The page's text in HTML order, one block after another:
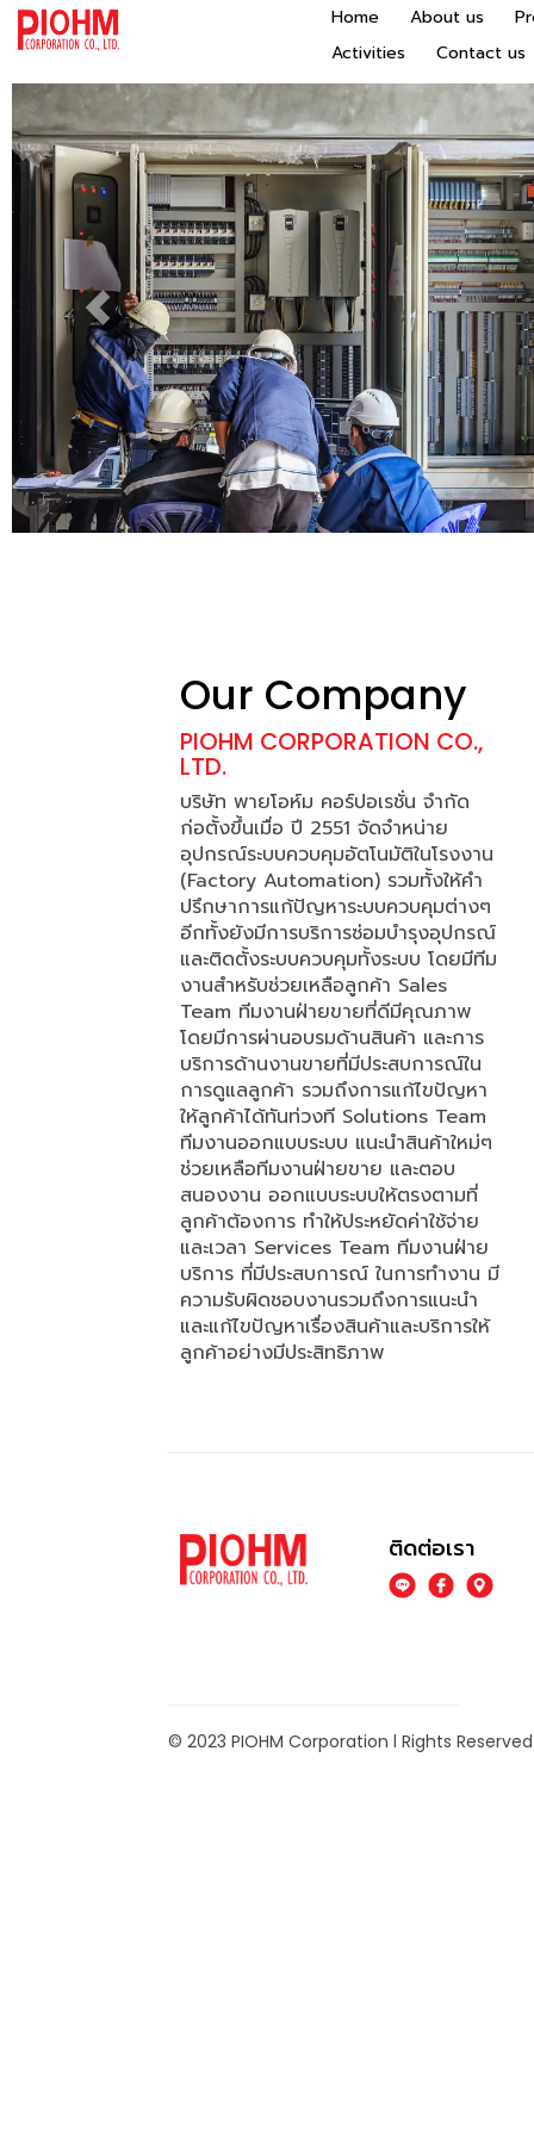
Home About us
Activities
Contact us
Our Company
PIOHM CORPORATION CO.,
LTD.
บริษัท พายโอห์ม คอร์ปอเรชั่น จำกัด
ก่อตั้งขึ้นเมื่อ ปี 2551 จัดจำหน่าย
อุปกรณ์ระบบควบคุมอัตโนมัติในโรงงาน
(Factory Automation) รวมทั้งให้คำ
ปรึกษาการแก้ปัญหาระบบควบคุมต่างๆ
อีกทั้งยังมีการบริการซ่อมบำรุงอุปกรณ์
และติดตั้งระบบควบคุมทั้งระบบ โดยมีทีม
งานสำหรับช่วยเหลือลูกค้า Sales
Team ทีมงานฝ่ายขายที่ดีมีคุณภาพ
โดยมีการผ่านอบรมด้านสินค้า และการ
บริการด้านงานขายที่มีประสบการณ์ใน
การดูแลลูกค้า รวมถึงการแก้ไขปัญหา
ให้ลูกค้าได้ทันท่วงที Solutions Team
ทีมงานออกแบบระบบ แนะนำสินค้าใหม่ๆ
ช่วยเหลือทีมงานฝ่ายขาย และตอบ
สนองงาน ออกแบบระบบให้ตรงตามที่
ลูกค้าต้องการ ทำให้ประหยัดค่าใช้จ่าย
และเวลา Services Team ทีมงานฝ่าย
บริการ ที่มีประสบการณ์ ในการทำงาน มี
ความรับผิดชอบงานรวมถึงการแนะนำ
และแก้ไขปัญหาเรื่องสินค้าและบริการให้
ลูกค้าอย่างมีประสิทธิภาพ
ติดต่อเรา
© 2023 PIOHM Corporation l Rights Reserved